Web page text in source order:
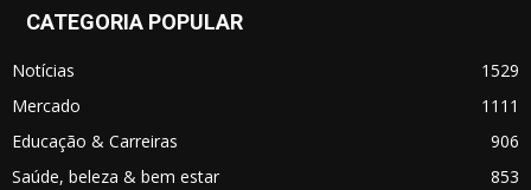
CATEGORIA POPULAR
Notícias
1529
Mercado
1111
Educação & Carreiras
906
Saúde, beleza & bem estar
853